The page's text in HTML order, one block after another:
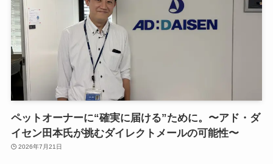
ペットオーナーに“確実に届ける”ために。〜アド・ダ
イセン田本氏が挑むダイレクトメールの可能性〜
2026年7月21日